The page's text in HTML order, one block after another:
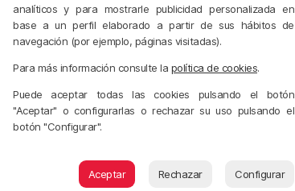
analíticos y para mostrarle publicidad personalizada en
base a un perfil elaborado a partir de sus hábitos de
navegación (por ejemplo, páginas visitadas).
Para más información consulte la política de cookies.
Puede aceptar todas las cookies pulsando el botón
"Aceptar" o configurarlas o rechazar su uso pulsando el
botón "Configurar".
Aceptar Rechazar Configurar